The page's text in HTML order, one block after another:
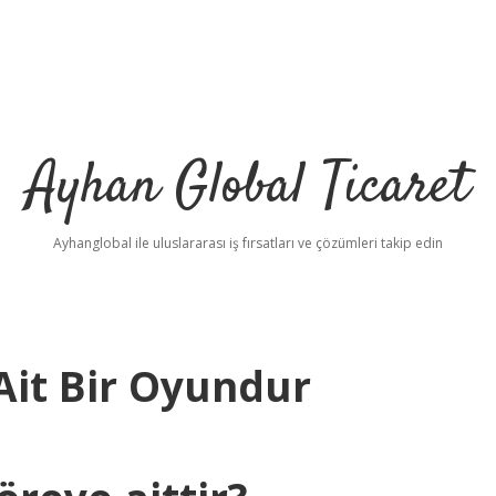
Ayhan Global Ticaret
Ayhanglobal ile uluslararası iş fırsatları ve çözümleri takip edin
Bir Oyundur